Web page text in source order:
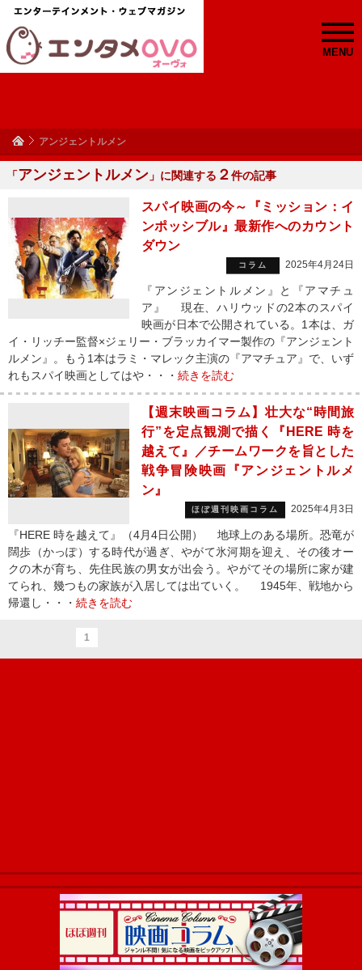
MENU
アンジェントルメン
「アンジェントルメン 」に関連する ２件の記事
スパイ映画の今～『ミッション：イ
ンポッシブル』最新作へのカウント
ダウン
コラム 2025年4月24日
『アンジェントルメン』と『アマチュ
ア』 現在、ハリウッドの2本のスパイ
映画が日本で公開されている。1本は、ガ
イ・リッチー監督×ジェリー・ブラッカイマー製作の『アンジェント
ルメン』。もう1本はラミ・マレック主演の『アマチュア』で、いず
れもスパイ映画としてはや・・・ 続きを読む
【週末映画コラム】壮大な“時間旅
行”を定点観測で描く『HERE 時を
越えて』／チームワークを旨とした
戦争冒険映画『アンジェントルメ
ン』
ほぼ週刊映画コラム 2025年4月3日
『HERE 時を越えて』（4月4日公開） 地球上のある場所。恐竜が
闊歩（かっぽ）する時代が過ぎ、やがて氷河期を迎え、その後オー
クの木が育ち、先住民族の男女が出会う。やがてその場所に家が建
てられ、幾つもの家族が入居しては出ていく。 1945年、戦地から
帰還し・・・ 続きを読む
1